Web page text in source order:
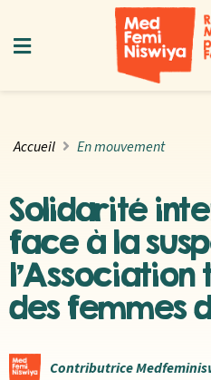
Accueil En mouvement
Solidarité
face à la
l’Association
des femmes
Contributrice